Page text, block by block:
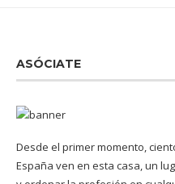
ASÓCIATE
Desde el primer momento,
España ven en esta casa, un